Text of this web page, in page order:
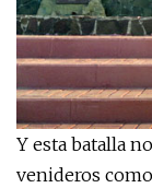
Y esta batalla
venideros